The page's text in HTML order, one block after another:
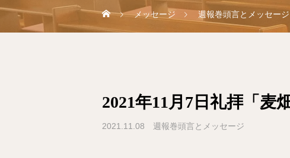
メッセージ 週報巻頭言とメッセージ
2021年11月7日礼拝「麦
2021.11.08 週報巻頭言とメッセージ